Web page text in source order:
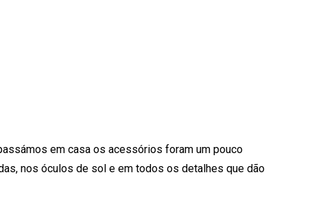
em casa os acessórios foram um pouco
nos óculos de sol e em todos os detalhes que dão